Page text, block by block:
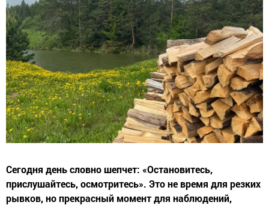
Сегодня день словно шепчет: «Остановитесь,
прислушайтесь, осмотритесь». Это не время для резких
рывков, но прекрасный момент для наблюдений,